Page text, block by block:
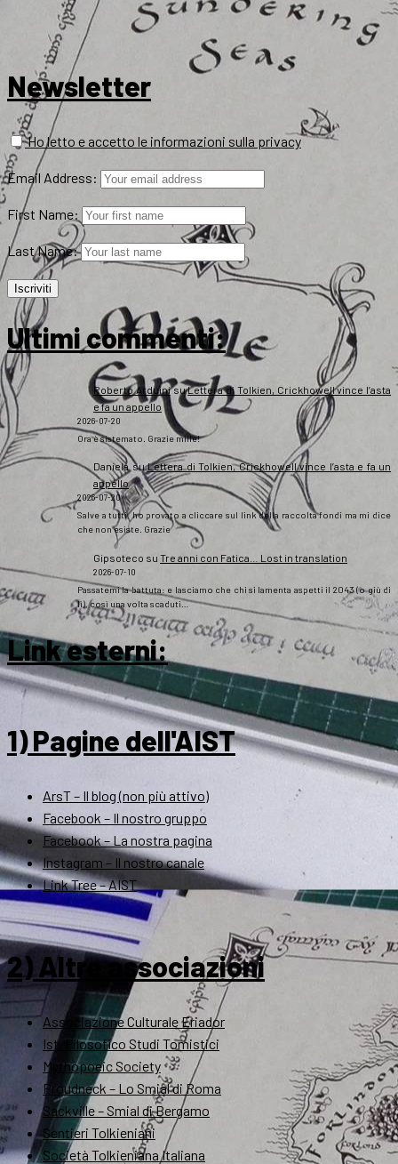
Newsletter
Ho letto e accetto le informazioni sulla privacy
Email Address:
First Name:
Last Name:
Ultimi commenti:
Roberto ArduinisuLettera di Tolkien, Crickhowell vince l’asta
e fa un appello
2026-07-20
Ora è sistemato. Grazie mille!
DanielasuLettera di Tolkien, Crickhowell vince l’asta e fa un
appello
2026-07-20
Salve a tutti, ho provato a cliccare sul link della raccolta fondi ma mi dice
che non esiste. Grazie
Gipsoteco su Tre anni con Fatica… Lost in translation
2026-07-10
Passatemi la battuta: e lasciamo che chi si lamenta aspetti il 2043 (o giù di
lì), così una volta scaduti…
Link esterni:
1) Pagine dell'AIST
ArsT – Il blog (non più attivo)
Facebook – Il nostro gruppo
Facebook – La nostra pagina
Instagram – Il nostro canale
Link Tree – AIST
2) Altre associazioni
Associazione Culturale Eriador
Ist. Filosofico Studi Tomistici
Mythopoeic Society
Proudneck – Lo Smial di Roma
Sackville – Smial di Bergamo
Sentieri Tolkieniani
Società Tolkieniana Italiana